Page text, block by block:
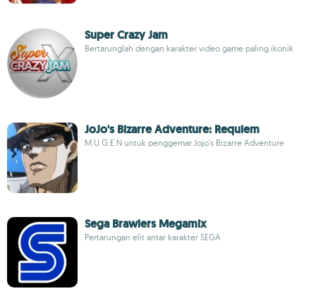
Super Crazy Jam
Bertarunglah dengan karakter video game paling ikonik
JoJo's Bizarre Adventure: Requiem
M.U.G.E.N untuk penggemar Jojo's Bizarre Adventure
Sega Brawlers Megamix
Pertarungan elit antar karakter SEGA